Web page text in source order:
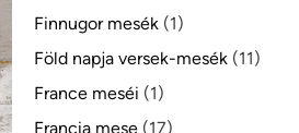
Finnugor mesék (1)
Föld napja versek-mesék (11)
France meséi (1)
Francia mese (17)